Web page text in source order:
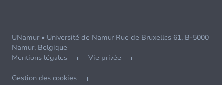
UNamur • Université de Namur Rue de Bruxelles 61, B-5000
Namur, Belgique
Mentions légales
Vie privée
Gestion des cookies